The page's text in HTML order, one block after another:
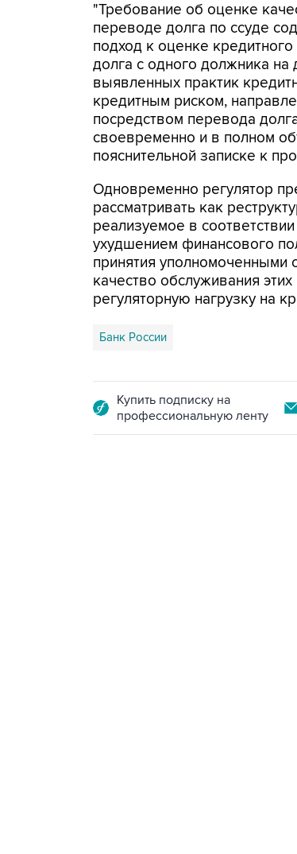
"Требование об оценке
переводе долга по ссуде
подход к оценке
долга с одного должника на
выявленных практик
кредитным риском,
посредством перевода
своевременно и в полном
пояснительной записке к
Одновременно регулятор
рассматривать как
реализуемое в
ухудшением финансового
принятия уполномоченными
качество обслуживания
регуляторную нагрузку на
Банк России
Купить подписку на
профессиональную ленту